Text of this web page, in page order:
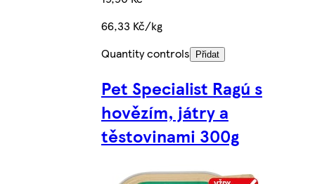
66,33 Kč/kg
Quantity controls
Přidat
Pet Specialist Ragú s
hovězím, játry a
těstovinami 300g